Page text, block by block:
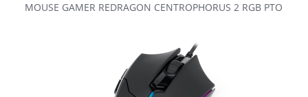
MOUSE GAMER REDRAGON CENTROPHORUS 2 RGB PTO